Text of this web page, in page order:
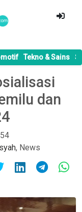
Tekno & Sains
dan
, News